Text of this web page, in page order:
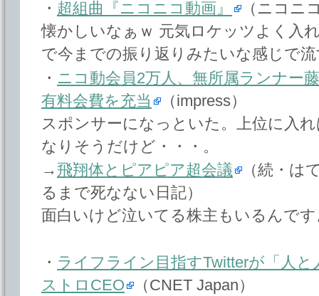
・ 超組曲『ニコニコ動画』
（ニコニ
懐かしいなぁｗ 元気ロケッツよく入
で今までの振り返りみたいな感じで
・ ニコ動会員2万人、無所属ランナー
有料会費を充当
（impress）
スポンサーになっといた。上位に入
なりそうだけど・・・。
→ 飛翔体とピアピア超会議
（続・は
るまで死なない日記）
面白いけど泣いてる株主もいるんで
・ ライフライン目指すTwitterが「人
ストロCEO
（CNET Japan）